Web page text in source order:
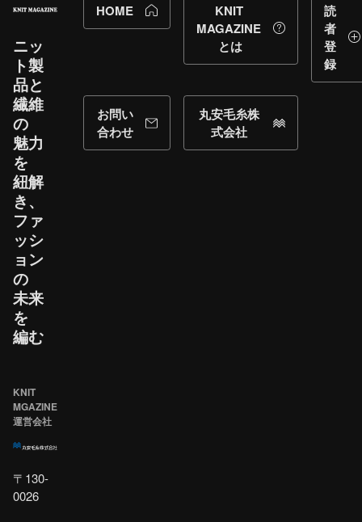
ニッ
ト製
品と​
繊維
の​
魅力
を​
紐解
き、​
ファ
ッシ
ョン
の​
未来
を​
編む
HOME
KNIT
MAGAZINE
とは
読
者
登
録
お問い
合わせ
丸安毛糸株
式会社
KNIT
MGAZINE
運営会社
〒130-
0026